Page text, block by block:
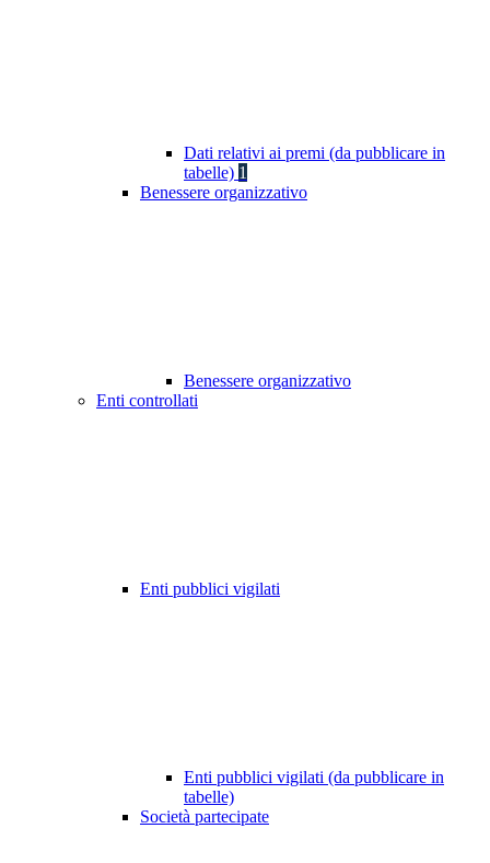
Dati relativi ai premi (da pubblicare in
tabelle) 1
Benessere organizzativo
Benessere organizzativo
Enti controllati
Enti pubblici vigilati
Enti pubblici vigilati (da pubblicare in
tabelle)
Società partecipate